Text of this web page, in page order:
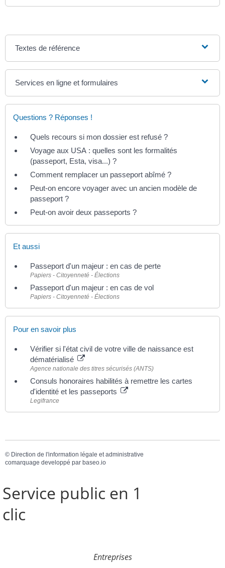
Textes de référence
Services en ligne et formulaires
Questions ? Réponses !
Quels recours si mon dossier est refusé ?
Voyage aux USA : quelles sont les formalités
(passeport, Esta, visa...) ?
Comment remplacer un passeport abîmé ?
Peut-on encore voyager avec un ancien modèle de
passeport ?
Peut-on avoir deux passeports ?
Et aussi
Passeport d'un majeur : en cas de perte
Papiers - Citoyenneté - Élections
Passeport d'un majeur : en cas de vol
Papiers - Citoyenneté - Élections
Pour en savoir plus
Vérifier si l'état civil de votre ville de naissance est
dématérialisé
Agence nationale des titres sécurisés (ANTS)
Consuls honoraires habilités à remettre les cartes
d'identité et les passeports
Legifrance
© Direction de l'information légale et administrative
comarquage developpé par baseo.io
Service public en 1
clic
Entreprises